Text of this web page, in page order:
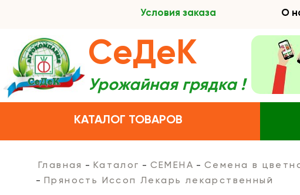
Условия заказа О
КАТАЛОГ ТОВАРОВ
СеДеК
Урожайная грядка !
Главная Каталог СЕМЕНА Семена в
Пряность Иссоп Лекарь лекарственный